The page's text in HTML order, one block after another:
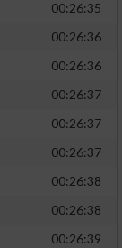
00:26:35
00:26:36
00:26:36
00:26:37
00:26:37
00:26:37
00:26:38
00:26:38
00:26:39